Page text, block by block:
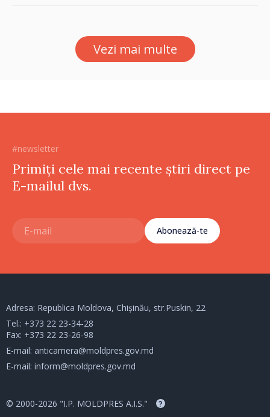
Vezi mai multe
#newsletter
Primiți cele mai recente știri direct pe
E-mailul dvs.
Abonează-te
Adresa: Republica Moldova, Chișinău, str.Puskin, 22
Tel.: +373 22 23-34-28
Fax: +373 22 23-26-98
E-mail: anticamera@moldpres.gov.md
E-mail: inform@moldpres.gov.md
© 2000-2026 "I.P. MOLDPRES A.I.S." ?